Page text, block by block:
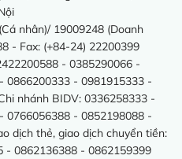
nhân)/ 19009248 (Doanh
- Fax: (+84-24) 22200399
- 0385290066 -
0866200333 - 0981915333 -
nhánh BIDV: 0336258333 -
0766056388 - 0852198088 -
dịch thẻ, giao dịch chuyển tiền:
- 0862136388 - 0862159399